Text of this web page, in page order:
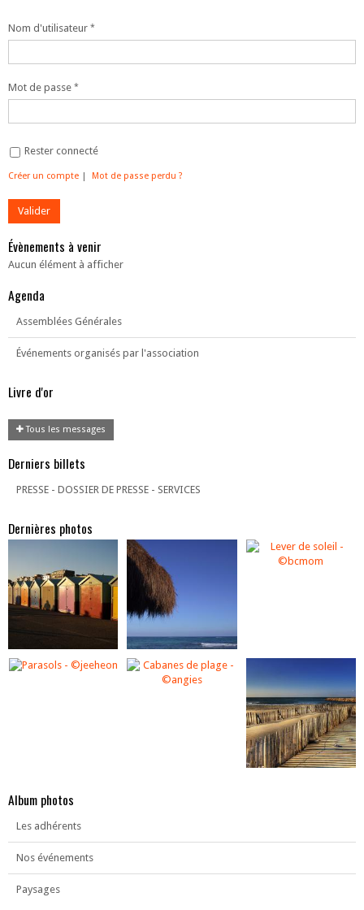
Nom d'utilisateur
Mot de passe
Rester connecté
Créer un compte | Mot de passe perdu ?
Évènements à venir
Aucun élément à afficher
Agenda
Assemblées Générales
Événements organisés par l'association
Livre d'or
Tous les messages
Derniers billets
PRESSE - DOSSIER DE PRESSE - SERVICES
Dernières photos
Album photos
Les adhérents
Nos événements
Paysages